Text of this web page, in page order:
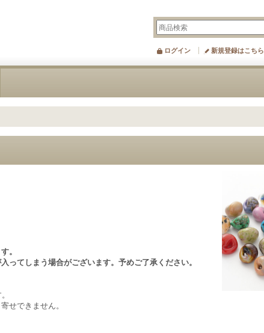
ログイン 新規登録はこちら
。
ってしまう場合がございます。予めご了承ください。
せできません。